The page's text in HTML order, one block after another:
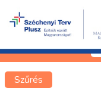
Szűrés